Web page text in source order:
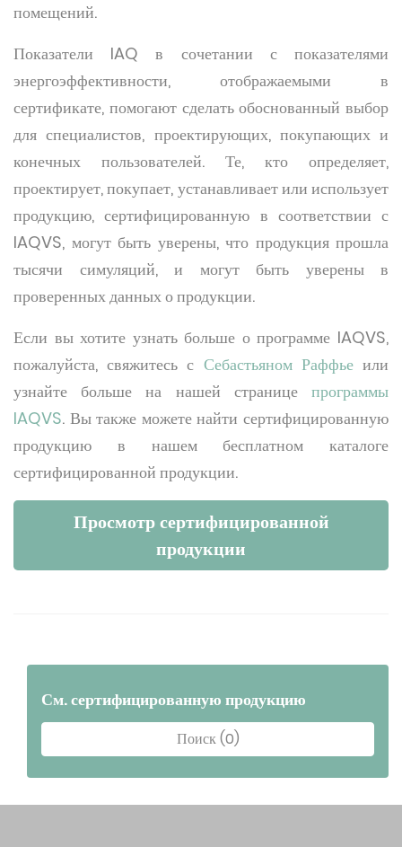
помещений.
Показатели IAQ в сочетании с показателями
энергоэффективности, отображаемыми в
сертификате, помогают сделать обоснованный выбор
для специалистов, проектирующих, покупающих и
конечных пользователей. Те, кто определяет,
проектирует, покупает, устанавливает или использует
продукцию, сертифицированную в соответствии с
IAQVS, могут быть уверены, что продукция прошла
тысячи симуляций, и могут быть уверены в
проверенных данных о продукции.
Если вы хотите узнать больше о программе IAQVS,
пожалуйста, свяжитесь с Себастьяном Раффьеили
узнайте больше на нашей странице программы
IAQVS. Вы также можете найти сертифицированную
продукцию в нашем бесплатном каталоге
сертифицированной продукции.
Просмотр сертифицированной
продукции
См. сертифицированную продукцию
Поиск (0)